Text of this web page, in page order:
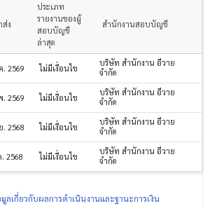
ง
ประเภท
รายงานของผู้
สอบบัญชี
ล่าสุด
สำนักงานสอบบัญชี
. 2569 ไม่มีเงื่อนไข
บริษัท สำนักงาน อีวาย
จำกัด
2569 ไม่มีเงื่อนไข
บริษัท สำนักงาน อีวาย
จำกัด
. 2568 ไม่มีเงื่อนไข
บริษัท สำนักงาน อีวาย
จำกัด
2568 ไม่มีเงื่อนไข
บริษัท สำนักงาน อีวาย
จำกัด
ลเกี่ยวกับผลการดำเนินงานและฐานะการเงิน